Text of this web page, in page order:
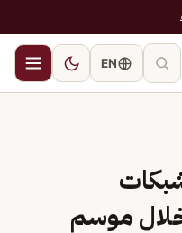
EN
خلال موسم